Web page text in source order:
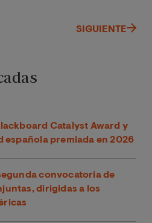
SIGUIENTE
Catalyst Award y
española premiada en 2026
convocatoria de
dirigidas a los